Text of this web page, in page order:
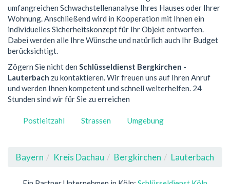
umfangreichen Schwachstellenanalyse Ihres Hauses oder Ihrer
Wohnung. Anschließend wird in Kooperation mit Ihnen ein
individuelles Sicherheitskonzept für Ihr Objekt entworfen.
Dabei werden alle Ihre Wünsche und natürlich auch Ihr Budget
berücksichtigt.
Zögern Sie nicht den Schlüsseldienst Bergkirchen -
Lauterbach zu kontaktieren. Wir freuen uns auf Ihren Anruf
und werden Ihnen kompetent und schnell weiterhelfen. 24
Stunden sind wir für Sie zu erreichen
Postleitzahl Strassen Umgebung
Bayern Kreis Dachau Bergkirchen Lauterbach